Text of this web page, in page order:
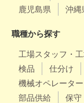
鹿児島県
沖縄
職種から探す
工場スタッフ・
検品
仕分け
機械オペレータ
部品供給
保守